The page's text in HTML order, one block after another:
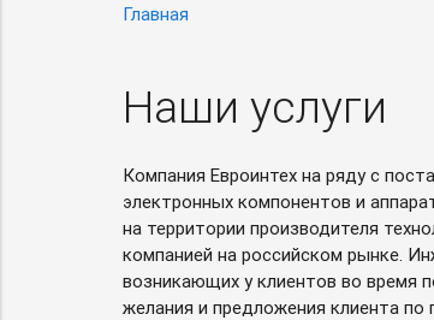
Главная
Наши услуги
Компания Евроинтех на ряду с
электронных компонентов и
на территории производителя
компанией на российском рынке.
возникающих у клиентов во время
желания и предложения клиента